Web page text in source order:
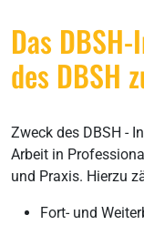
Das
des DBSH
Zweck des DBSH -
Arbeit in
und Praxis. Hierzu
Fort- und